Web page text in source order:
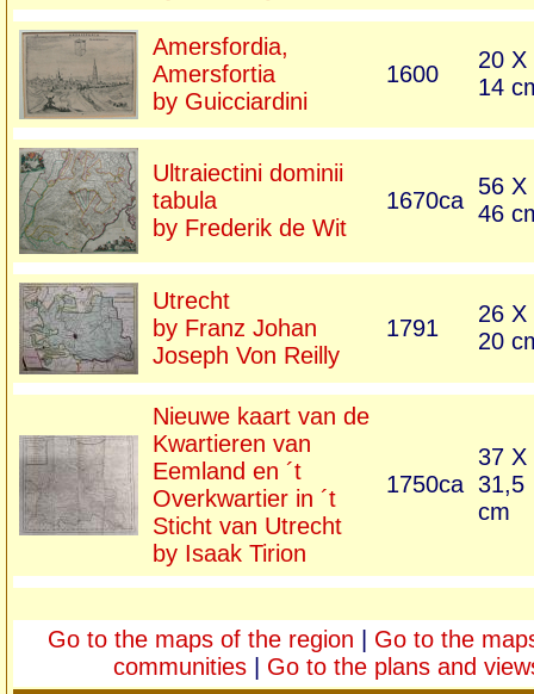
Amersfordia,
Amersfortia
by Guicciardini
1600
20 X
14
Ultraiectini dominii
tabula
by Frederik de Wit
1670ca
56 X
46
Utrecht
by Franz Johan
Joseph Von Reilly
1791
26 X
20
Nieuwe kaart van de
Kwartieren van
Eemland en ´t
Overkwartier in ´t
Sticht van Utrecht
by Isaak Tirion
1750ca
37 X
31,5
cm
Go to the maps of the region
Go to the
communities
Go to the plans and